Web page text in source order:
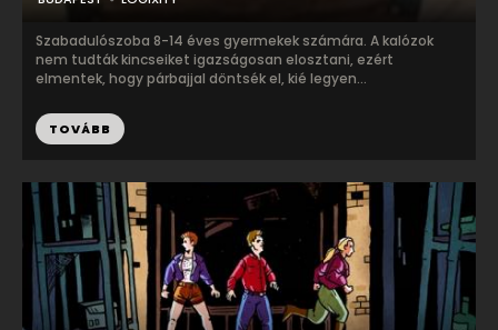
Szabadulószoba 8-14 éves gyermekek számára. A kalózok
nem tudták kincseiket igazságosan elosztani, ezért
elmentek, hogy párbajjal döntsék el, kié legyen...
TOVÁBB